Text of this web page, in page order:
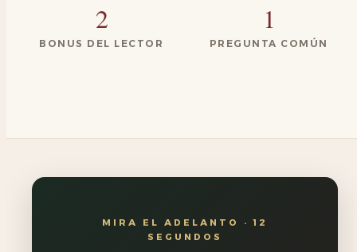
2
BONUS DEL LECTOR
1
PREGUNTA COMÚN
MIRA EL ADELANTO · 12
SEGUNDOS